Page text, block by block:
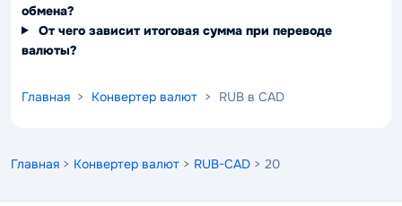
обмена?
От чего зависит итоговая сумма при переводе
валюты?
Главная > Конвертер валют > RUB в CAD
Главная > Конвертер валют > RUB-CAD > 20